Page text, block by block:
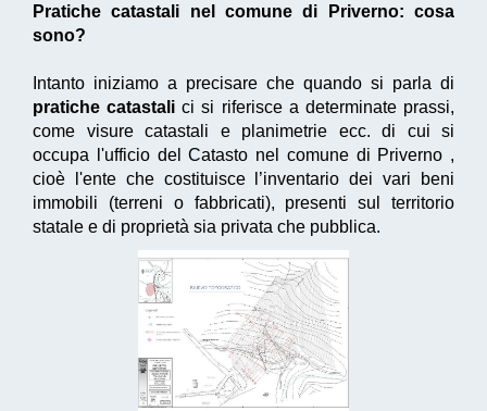
Pratiche catastali nel comune di Priverno: cosa
sono?
Intanto iniziamo a precisare che quando si parla di
pratiche catastali ci si riferisce a determinate prassi,
come visure catastali e planimetrie ecc. di cui si
occupa l'ufficio del Catasto nel comune di Priverno ,
cioè l'ente che costituisce l’inventario dei vari beni
immobili (terreni o fabbricati), presenti sul territorio
statale e di proprietà sia privata che pubblica.